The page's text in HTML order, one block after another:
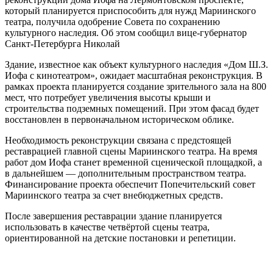
который планируется приспособить для нужд Мариинского
театра, получила одобрение Совета по сохранению
культурного наследия. Об этом сообщил вице-губернатор
Санкт-Петербурга Николай
Здание, известное как объект культурного наследия «Дом Ш.З.
Иофа с кинотеатром», ожидает масштабная реконструкция. В
рамках проекта планируется создание зрительного зала на 800
мест, что потребует увеличения высоты крыши и
строительства подземных помещений. При этом фасад будет
восстановлен в первоначальном историческом облике.
Необходимость реконструкции связана с предстоящей
реставрацией главной сцены Мариинского театра. На время
работ дом Иофа станет временной сценической площадкой, а
в дальнейшем — дополнительным пространством театра.
Финансирование проекта обеспечит Попечительский совет
Мариинского театра за счет внебюджетных средств.
После завершения реставрации здание планируется
использовать в качестве четвёртой сцены театра,
ориентированной на детские постановки и репетиции.